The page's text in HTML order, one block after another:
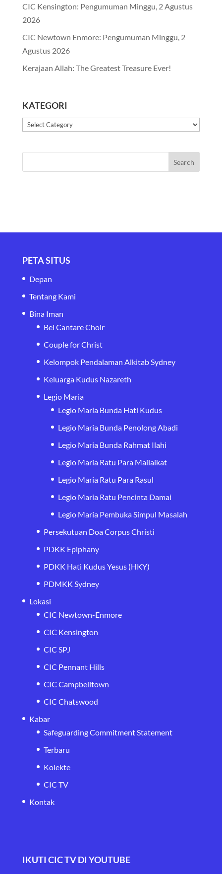
CIC Kensington: Pengumuman Minggu, 2 Agustus
2026
CIC Newtown Enmore: Pengumuman Minggu, 2
Agustus 2026
Kerajaan Allah: The Greatest Treasure Ever!
KATEGORI
Kategori
PETA SITUS
Depan
Tentang Kami
Bina Iman
Bel Cantare Choir
Couple for Christ
Kelompok Pendalaman Alkitab Sydney
Keluarga Kudus Nazareth
Legio Maria
Legio Maria Bunda Hati Kudus
Legio Maria Bunda Penolong Abadi
Legio Maria Bunda Rahmat Ilahi
Legio Maria Ratu Para Mailaikat
Legio Maria Ratu Para Rasul
Legio Maria Ratu Pencinta Damai
Legio Maria Pembuka Simpul Masalah
Persekutuan Doa Corpus Christi
PDKK Epiphany
PDKK Hati Kudus Yesus (HKY)
PDMKK Sydney
Lokasi
CIC Newtown-Enmore
CIC Kensington
CIC SPJ
CIC Pennant Hills
CIC Campbelltown
CIC Chatswood
Kabar
Safeguarding Commitment Statement
Terbaru
Kolekte
CIC TV
Kontak
IKUTI CIC TV DI YOUTUBE